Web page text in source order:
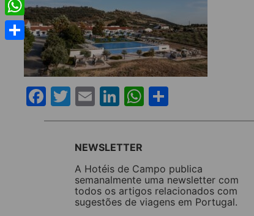
Facebook
Twitter
EmailLinkedIn
WhatsApp
NEWSLETTER
A Hotéis de Campo publica
semanalmente uma newsletter com
todos os artigos relacionados com
sugestões de viagens em Portugal.
WhatsApp
Share